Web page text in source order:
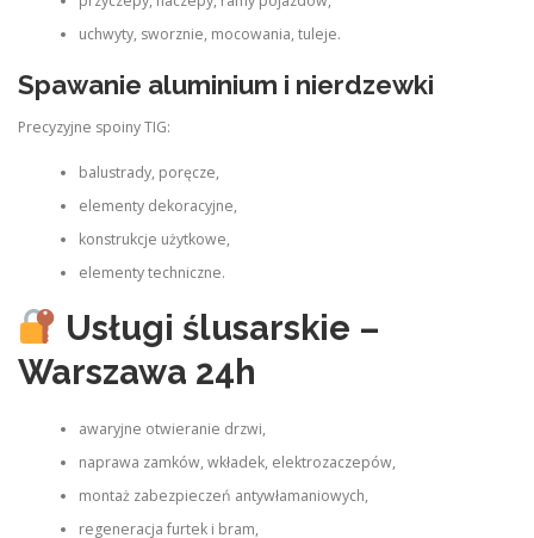
uchwyty, sworznie, mocowania, tuleje.
Spawanie aluminium i nierdzewki
Precyzyjne spoiny TIG:
balustrady, poręcze,
elementy dekoracyjne,
konstrukcje użytkowe,
elementy techniczne.
Usługi ślusarskie –
Warszawa 24h
awaryjne otwieranie drzwi,
naprawa zamków, wkładek, elektrozaczepów,
montaż zabezpieczeń antywłamaniowych,
regeneracja furtek i bram,